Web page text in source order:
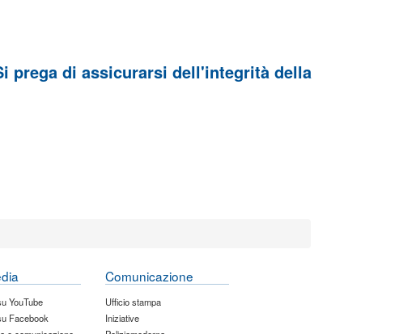
prega di assicurarsi dell'integrità della
YouTube
Facebook
Comunicazione
Ufficio stampa
Iniziative